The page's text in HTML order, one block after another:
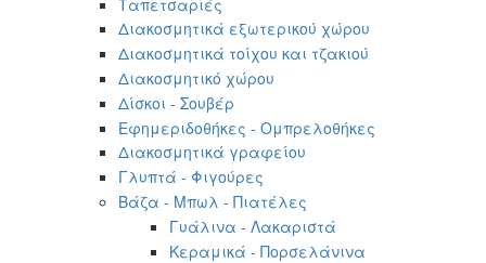
Διακοσμητικά εξωτερικού χώρου
Διακοσμητικά τοίχου και τζακιού
Διακοσμητικό χώρου
Δίσκοι - Σουβέρ
Εφημεριδοθήκες - Ομπρελοθήκες
Διακοσμητικά γραφείου
Γλυπτά - Φιγούρες
Βάζα - Μπωλ - Πιατέλες
Γυάλινα - Λακαριστά
Κεραμικά - Πορσελάνινα